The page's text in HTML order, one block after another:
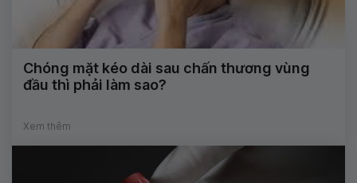
Chóng mặt kéo dài sau chấn thương vùng
đầu thì phải làm sao?
Xem thêm